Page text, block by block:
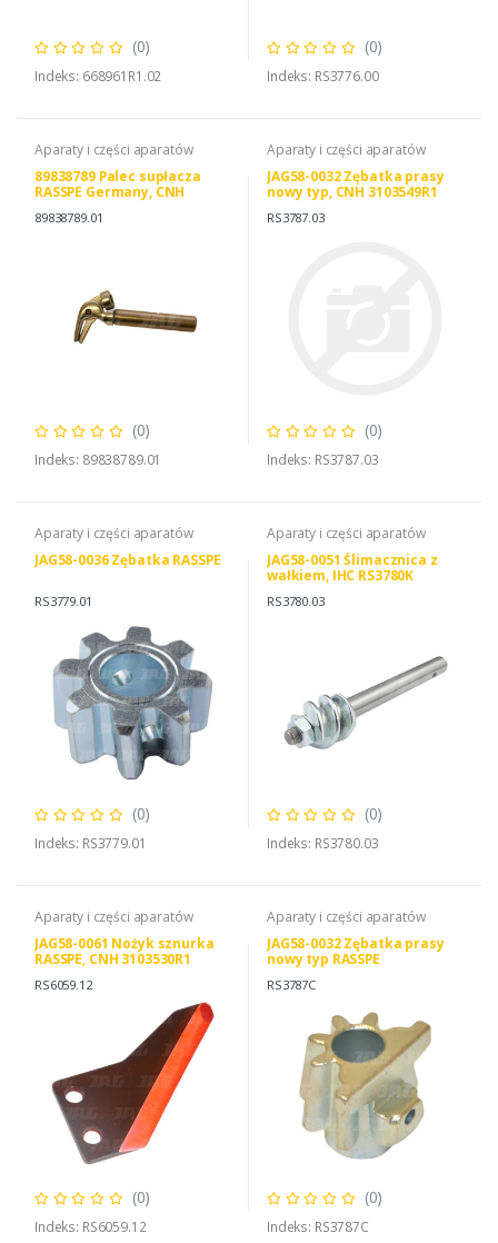
(0)
Indeks: 668961R1.02
(0)
Indeks: RS3776.00
Aparaty i części aparatów
89838789 Palec supłacza
RASSPE Germany, CNH
89838789.01
(0)
Indeks: 89838789.01
Aparaty i części aparatów
JAG58-0032 Zębatka prasy
nowy typ, CNH 3103549R1
RS3787.03
(0)
Indeks: RS3787.03
Aparaty i części aparatów
JAG58-0036 Zębatka RASSPE
RS3779.01
(0)
Indeks: RS3779.01
Aparaty i części aparatów
JAG58-0051 Ślimacznica z
wałkiem, IHC RS3780K
RS3780.03
(0)
Indeks: RS3780.03
Aparaty i części aparatów
JAG58-0061 Nożyk sznurka
RASSPE, CNH 3103530R1
RS6059.12
(0)
Indeks: RS6059.12
Aparaty i części aparatów
JAG58-0032 Zębatka prasy
nowy typ RASSPE
RS3787C
(0)
Indeks: RS3787C